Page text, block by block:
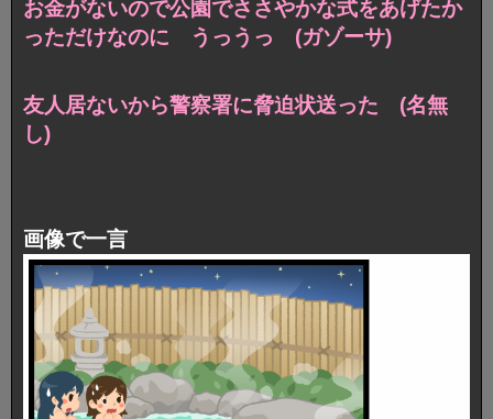
お金がないので公園でささやかな式をあげたか
っただけなのに うっうっ (ガゾーサ)
友人居ないから警察署に脅迫状送った (名無
し)
画像で一言